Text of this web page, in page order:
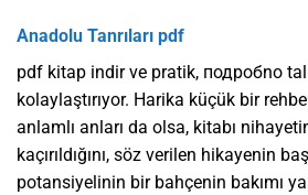
Anadolu Tanrıları pdf
pdf kitap indir ve pratik, подробno
kolaylaştırıyor. Harika küçük bir
anlamlı anları da olsa, kitabı
kaçırıldığını, söz verilen hikayenin
potansiyelinin bir bahçenin bakımı